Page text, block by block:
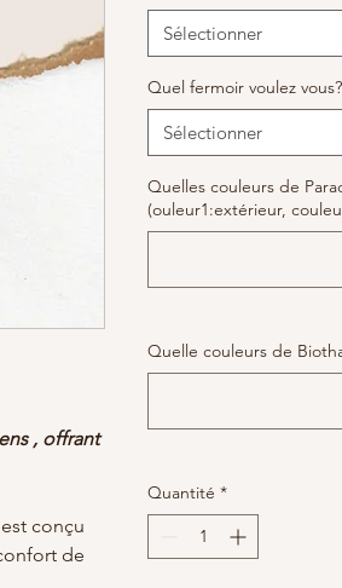
, offrant
conçu
de
Sélectionner
Quel fermoir voulez vous?
Sélectionner
Quelles couleurs de
(ouleur1:extérieur,
Quelle couleurs de
Quantité *